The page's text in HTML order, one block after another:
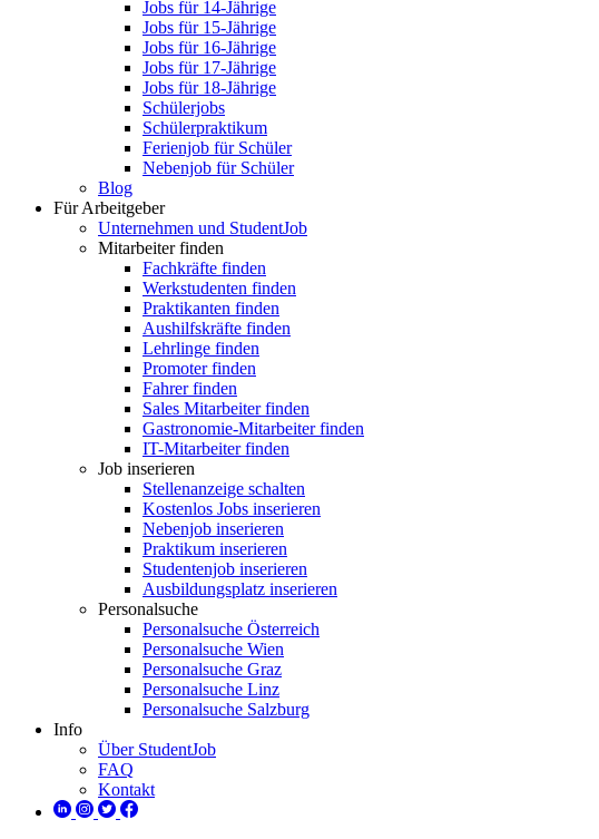
Jobs für 14-Jährige
Jobs für 15-Jährige
Jobs für 16-Jährige
Jobs für 17-Jährige
Jobs für 18-Jährige
Schülerjobs
Schülerpraktikum
Ferienjob für Schüler
Nebenjob für Schüler
Blog
Für Arbeitgeber
Unternehmen und StudentJob
Mitarbeiter finden
Fachkräfte finden
Werkstudenten finden
Praktikanten finden
Aushilfskräfte finden
Lehrlinge finden
Promoter finden
Fahrer finden
Sales Mitarbeiter finden
Gastronomie-Mitarbeiter finden
IT-Mitarbeiter finden
Job inserieren
Stellenanzeige schalten
Kostenlos Jobs inserieren
Nebenjob inserieren
Praktikum inserieren
Studentenjob inserieren
Ausbildungsplatz inserieren
Personalsuche
Personalsuche Österreich
Personalsuche Wien
Personalsuche Graz
Personalsuche Linz
Personalsuche Salzburg
Info
Über StudentJob
FAQ
Kontakt